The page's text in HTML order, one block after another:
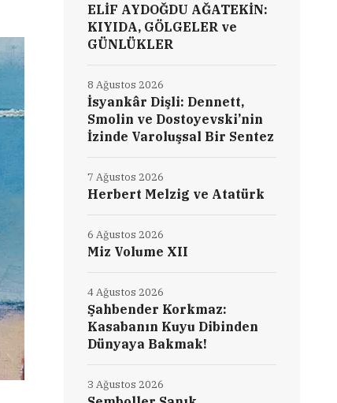
ELİF AYDOĞDU AĞATEKİN:
KIYIDA, GÖLGELER ve
GÜNLÜKLER
İsyankâr Dişli: Dennett,
Smolin ve Dostoyevski’nin
İzinde Varoluşsal Bir Sentez
8 Ağustos 2026
Herbert Melzig ve Atatürk
7 Ağustos 2026
Miz Volume XII
6 Ağustos 2026
Şahbender Korkmaz:
Kasabanın Kuyu Dibinden
Dünyaya Bakmak!
4 Ağustos 2026
3 Ağustos 2026